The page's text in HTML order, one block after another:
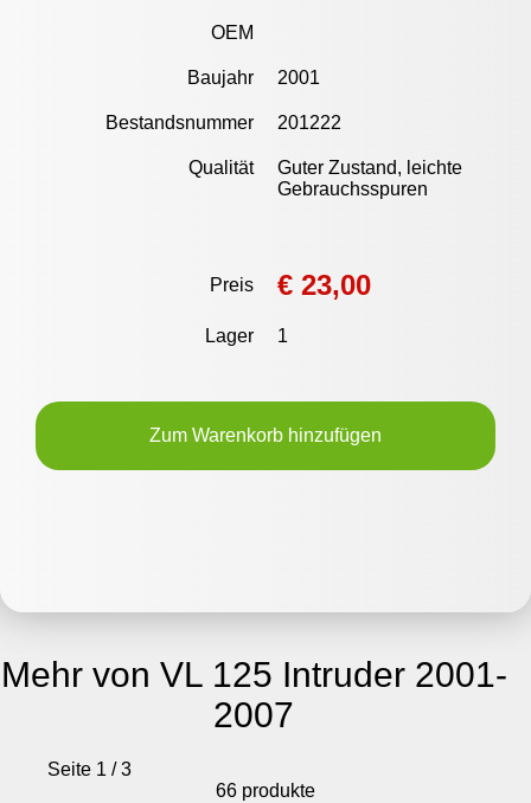
OEM
Baujahr 2001
Bestandsnummer 201222
Qualität
Guter Zustand, leichte
Gebrauchsspuren
Preis € 23,00
Lager 1
Zum Warenkorb hinzufügen
Mehr von VL 125 Intruder 2001-
2007
Seite 1 / 3
66 produkte